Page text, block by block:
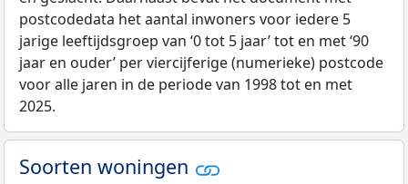
postcodedata het aantal inwoners voor iedere 5
jarige leeftijdsgroep van ‘0 tot 5 jaar’ tot en met ‘90
jaar en ouder’ per viercijferige (numerieke) postcode
voor alle jaren in de periode van 1998 tot en met
2025.
Soorten woningen